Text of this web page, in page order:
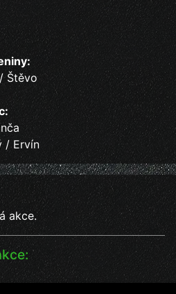
Štěvo
/ Ervín
akce.